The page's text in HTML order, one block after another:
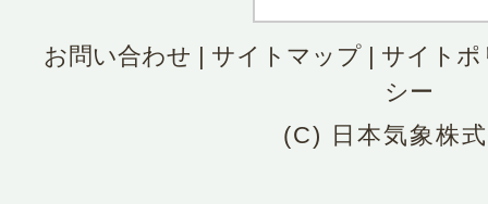
お問い合わせ | サイトマップ| サイトポ
シー
(C) 日本気象株